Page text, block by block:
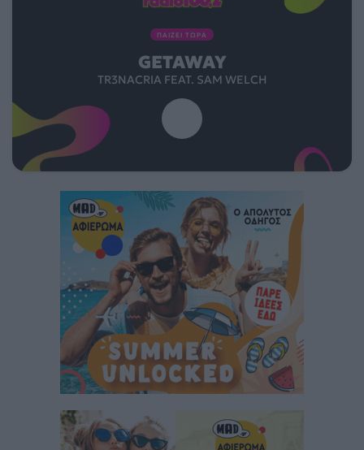
ΠΑΙΖΕΙ ΤΩΡΑ
GETAWAY
TR3NACRIA FEAT. SAM WELCH